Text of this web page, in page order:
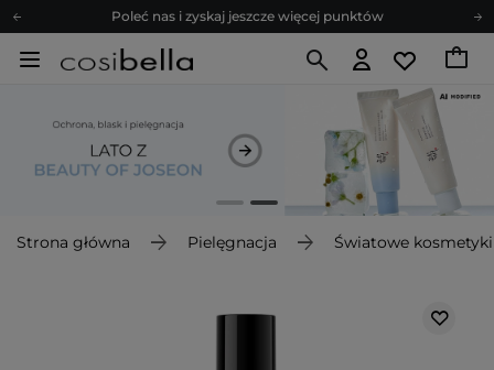
Poleć nas i zyskaj jeszcze więcej punktów
Zapisz się na newsletter pełen porad
Z nami to możliwe! Realizacja zamówienia do 24h.
Poleć nas i zyskaj jeszcze więcej punktów
Zapisz się na newsletter pełen porad
Strona główna Pielęgnacja Światowe kosmetyki